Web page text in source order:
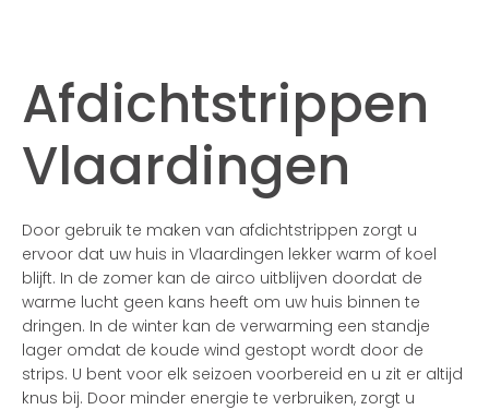
Afdichtstrippen
Vlaardingen
Door gebruik te maken van afdichtstrippen zorgt u
ervoor dat uw huis in Vlaardingen lekker warm of koel
blijft. In de zomer kan de airco uitblijven doordat de
warme lucht geen kans heeft om uw huis binnen te
dringen. In de winter kan de verwarming een standje
lager omdat de koude wind gestopt wordt door de
strips. U bent voor elk seizoen voorbereid en u zit er altijd
knus bij. Door minder energie te verbruiken, zorgt u